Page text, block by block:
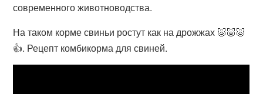
современного животноводства.
На таком корме свиньи ростут как на дрожжах 🐷🐷🐷
👍. Рецепт комбикорма для свиней.